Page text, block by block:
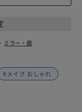
ミラー・鏡
#メイク おしゃれ